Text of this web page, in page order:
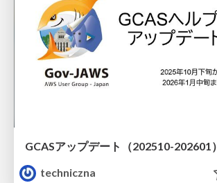
GCASアップデート（202510-202601）
techniczna